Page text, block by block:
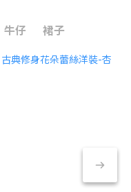
牛仔 裙子